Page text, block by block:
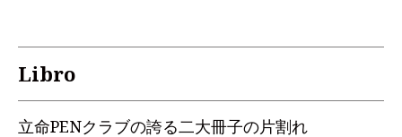
Libro
立命PENクラブの誇る二大冊子の片割れ